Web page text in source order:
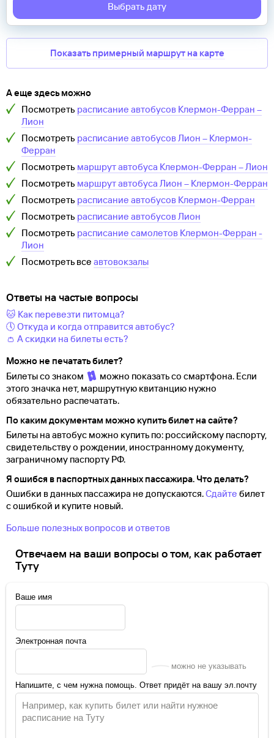
Выбрать дату
Показать примерный маршрут на карте
А еще здесь можно
Посмотреть расписание автобусов Клермон-Ферран –
Лион
Посмотреть расписание автобусовЛион – Клермон-
Ферран
Посмотреть маршрут автобуса Клермон-Ферран –Лион
Посмотреть маршрут автобуса Лион – Клермон-Ферран
Посмотреть расписание автобусов Клермон-Ферран
Посмотреть расписание автобусовЛион
Посмотреть расписание самолетов Клермон-Ферран -
Лион
Посмотреть все автовокзалы
Ответы на частые вопросы
🐱 Как перевезти питомца?
🕔 Откуда и когда отправится автобус?
👛 А скидки на билеты есть?
Можно не печатать билет?
Билеты со знаком
можно показать со смартфона. Если
этого значка нет, маршрутную квитанцию нужно
обязательно распечатать.
По каким документам можно купить билет на сайте?
Билеты на автобус можно купить по: российскому паспорту,
свидетельству о рождении, иностранному документу,
заграничному паспорту РФ.
Я ошибся в паспортных данных пассажира. Что делать?
Ошибки в данных пассажира не допускаются.Сдайте билет
с ошибкой и купите новый.
Больше полезных вопросов и ответов
Отвечаем на ваши вопросы о том, как работает
Туту
Ваше имя
Электронная почта
можно не указывать
Напишите, с чем нужна помощь. Ответ придёт на вашу эл.почту